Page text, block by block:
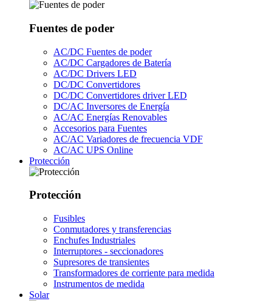
Fuentes de poder
AC/DC Fuentes de poder
AC/DC Cargadores de Batería
AC/DC Drivers LED
DC/DC Convertidores
DC/DC Convertidores driver LED
DC/AC Inversores de Energía
AC/AC Energías Renovables
Accesorios para Fuentes
AC/AC Variadores de frecuencia VDF
AC/AC UPS Online
Protección
Protección
Fusibles
Conmutadores y transferencias
Enchufes Industriales
Interruptores - seccionadores
Supresores de transientes
Transformadores de corriente para medida
Instrumentos de medida
Solar